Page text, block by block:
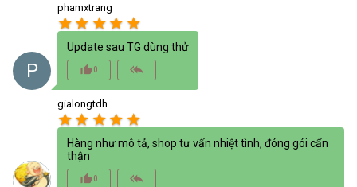
P
phamxtrang
star star star star star
Update sau TG dùng thử
thumb_up_alt0 reply_all
gialongtdh
star star star star star
Hàng như mô tả, shop tư vấn nhiệt tình, đóng gói cẩn
thận
thumb_up_alt0 reply_all